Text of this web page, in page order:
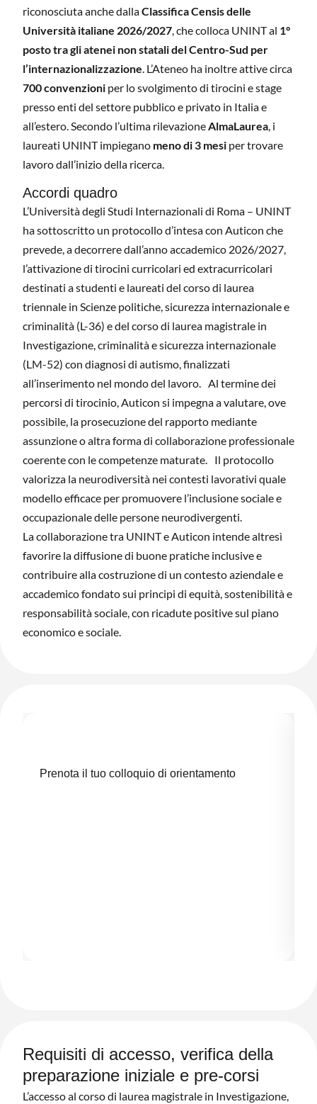
riconosciuta anche dallaClassifica Censis delle
Università italiane 2026/2027, che colloca UNINT al 1°
posto tra gli atenei non statali del Centro-Sud per
l’internazionalizzazione. L’Ateneo ha inoltre attive circa
700 convenzioni per lo svolgimento di tirocini e stage
presso enti del settore pubblico e privato in Italia e
all’estero. Secondo l’ultima rilevazioneAlmaLaurea, i
laureati UNINT impiegano meno di 3 mesi per trovare
lavoro dall’inizio della ricerca.
Accordi quadro
L’Università degli Studi Internazionali di Roma – UNINT
ha sottoscritto un protocollo d’intesa con Auticon che
prevede, a decorrere dall’anno accademico 2026/2027,
l’attivazione di tirocini curricolari ed extracurricolari
destinati a studenti e laureati del corso di laurea
triennale in Scienze politiche, sicurezza internazionale e
criminalità (L-36) e del corso di laurea magistrale in
Investigazione, criminalità e sicurezza internazionale
(LM-52) con diagnosi di autismo, finalizzati
all’inserimento nel mondo del lavoro. Al termine dei
percorsi di tirocinio, Auticon si impegna a valutare, ove
possibile, la prosecuzione del rapporto mediante
assunzione o altra forma di collaborazione professionale
coerente con le competenze maturate. Il protocollo
valorizza la neurodiversità nei contesti lavorativi quale
modello efficace per promuovere l’inclusione sociale e
occupazionale delle persone neurodivergenti.
La collaborazione tra UNINT e Auticon intende altresì
favorire la diffusione di buone pratiche inclusive e
contribuire alla costruzione di un contesto aziendale e
accademico fondato sui principi di equità, sostenibilità e
responsabilità sociale, con ricadute positive sul piano
economico e sociale.
Prenota il tuo colloquio di orientamento
Requisiti di accesso, verifica della
preparazione iniziale e pre-corsi
L’accesso al corso di laurea magistrale in Investigazione,